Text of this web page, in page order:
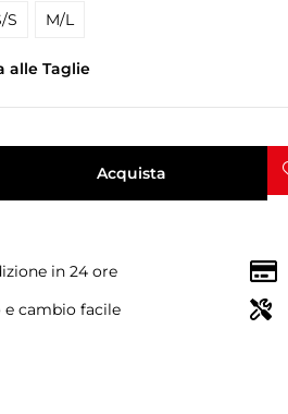
S M/L
alle Taglie
Acquista
in 24 ore
e cambio facile